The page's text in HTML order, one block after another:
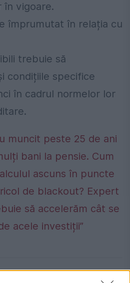
în vigoare.
împrumutat în relația cu
trebuie să
condițiile specifice
în cadrul normelor lor
muncit peste 25 de ani
bani la pensie. Cum
ascuns în puncte
de blackout? Expert
să accelerăm cât se
acele investiții”